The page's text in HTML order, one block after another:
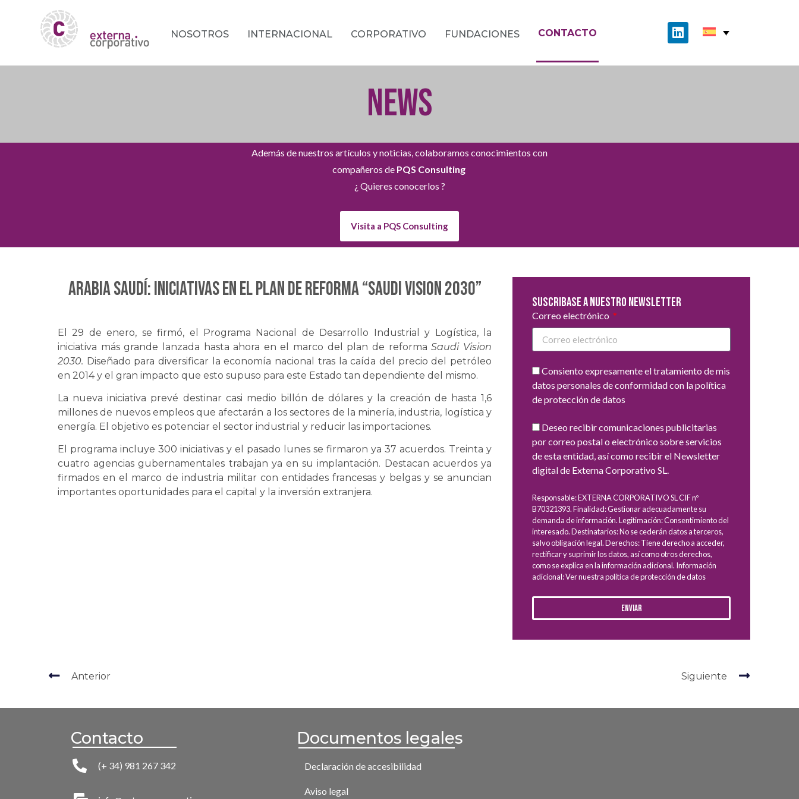
NOSOTROS INTERNACIONAL CORPORATIVO FUNDACIONES CONTACTO
NEWS
Además de nuestros artículos y noticias, colaboramos conocimientos con
compañeros de PQS Consulting
¿ Quieres conocerlos ?
Visita a PQS Consulting
ARABIA SAUDÍ: Iniciativas en el Plan de Reforma “Saudi Vision 2030”
El 29 de enero, se firmó, el Programa Nacional de Desarrollo Industrial y Logística, la
iniciativa más grande lanzada hasta ahora en el marco del plan de reformaSaudi Vision
2030. Diseñado para diversificar la economía nacional tras la caída del precio del petróleo
en 2014 y el gran impacto que esto supuso para este Estado tan dependiente del mismo.
La nueva iniciativa prevé destinar casi medio billón de dólares y la creación de hasta 1,6
millones de nuevos empleos que afectarán a los sectores de la minería, industria, logística y
energía. El objetivo es potenciar el sector industrial y reducir las importaciones.
El programa incluye 300 iniciativas y el pasado lunes se firmaron ya 37 acuerdos. Treinta y
cuatro agencias gubernamentales trabajan ya en su implantación. Destacan acuerdos ya
firmados en el marco de industria militar con entidades francesas y belgas y se anuncian
importantes oportunidades para el capital y la inversión extranjera.
Suscribase a nuestro newsletter
Correo electrónico
Consiento expresamente el tratamiento de mis
datos personales de conformidad con la política
de protección de datos
Deseo recibir comunicaciones publicitarias
por correo postal o electrónico sobre servicios
de esta entidad, así como recibir el Newsletter
digital de Externa Corporativo SL.
Responsable: EXTERNA CORPORATIVO SL CIF nº
B70321393. Finalidad: Gestionar adecuadamente su
demanda de información. Legitimación: Consentimiento del
interesado. Destinatarios: No se cederán datos a terceros,
salvo obligación legal. Derechos: Tiene derecho a acceder,
rectificar y suprimir los datos, así como otros derechos,
como se explica en la información adicional. Información
adicional: Ver nuestra política de protección de datos
Enviar
Anterior Siguiente
Contacto
(+ 34) 981 267 342
Documentos legales
Declaración de accesibilidad
Aviso legal